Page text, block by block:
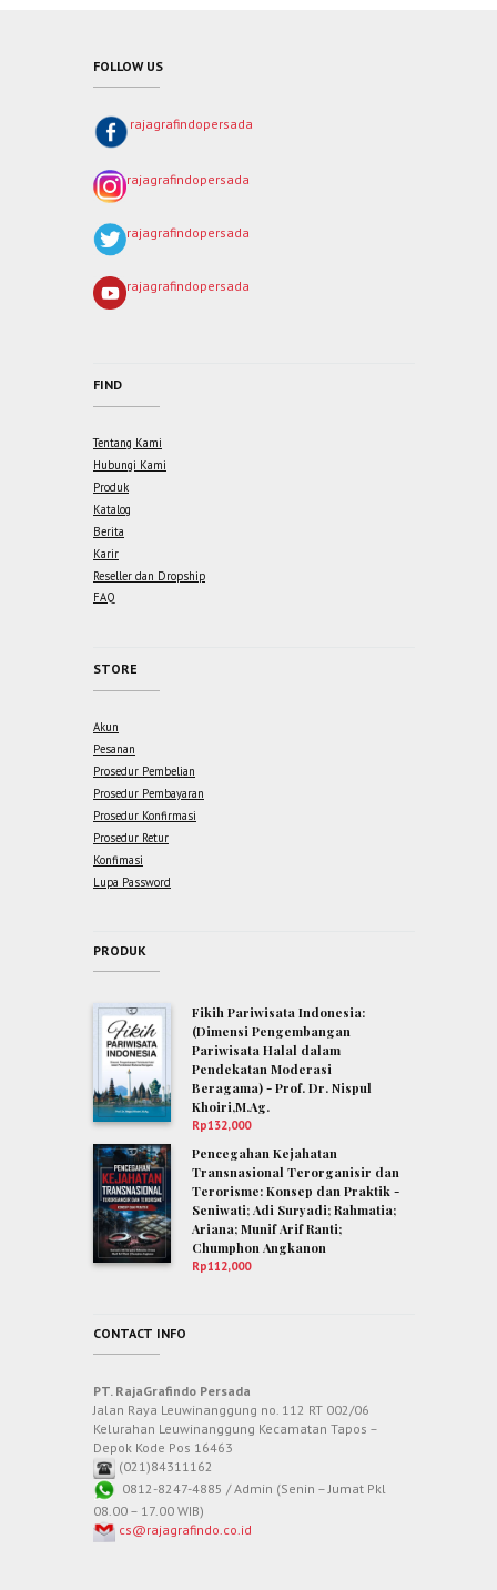
FOLLOW US
rajagrafindopersada
rajagrafindopersada
rajagrafindopersada
rajagrafindopersada
FIND
Tentang Kami
Hubungi Kami
Produk
Katalog
Berita
Karir
Reseller dan Dropship
FAQ
STORE
Akun
Pesanan
Prosedur Pembelian
Prosedur Pembayaran
Prosedur Konfirmasi
Prosedur Retur
Konfimasi
Lupa Password
PRODUK
Fikih Pariwisata Indonesia:
(Dimensi Pengembangan
Pariwisata Halal dalam
Pendekatan Moderasi
Beragama) - Prof. Dr. Nispul
Khoiri,M.Ag.
Rp132,000
Pencegahan Kejahatan
Transnasional Terorganisir dan
Terorisme: Konsep dan Praktik -
Seniwati; Adi Suryadi; Rahmatia;
Ariana; Munif Arif Ranti;
Chumphon Angkanon
Rp112,000
CONTACT INFO
PT. RajaGrafindo Persada
Jalan Raya Leuwinanggung no. 112 RT 002/06
Kelurahan Leuwinanggung Kecamatan Tapos –
Depok Kode Pos 16463
(021)84311162
0812-8247-4885 / Admin (Senin – Jumat Pkl
08.00 – 17.00 WIB)
cs@rajagrafindo.co.id